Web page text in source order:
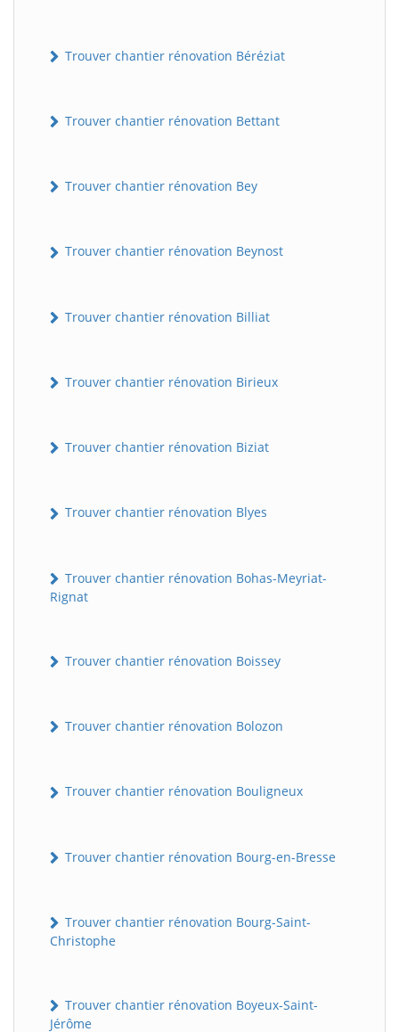
Trouver chantier rénovation Béréziat
Trouver chantier rénovation Bettant
Trouver chantier rénovation Bey
Trouver chantier rénovation Beynost
Trouver chantier rénovation Billiat
Trouver chantier rénovation Birieux
Trouver chantier rénovation Biziat
Trouver chantier rénovation Blyes
Trouver chantier rénovation Bohas-Meyriat-
Rignat
Trouver chantier rénovation Boissey
Trouver chantier rénovation Bolozon
Trouver chantier rénovation Bouligneux
Trouver chantier rénovation Bourg-en-Bresse
Trouver chantier rénovation Bourg-Saint-
Christophe
Trouver chantier rénovation Boyeux-Saint-
Jérôme